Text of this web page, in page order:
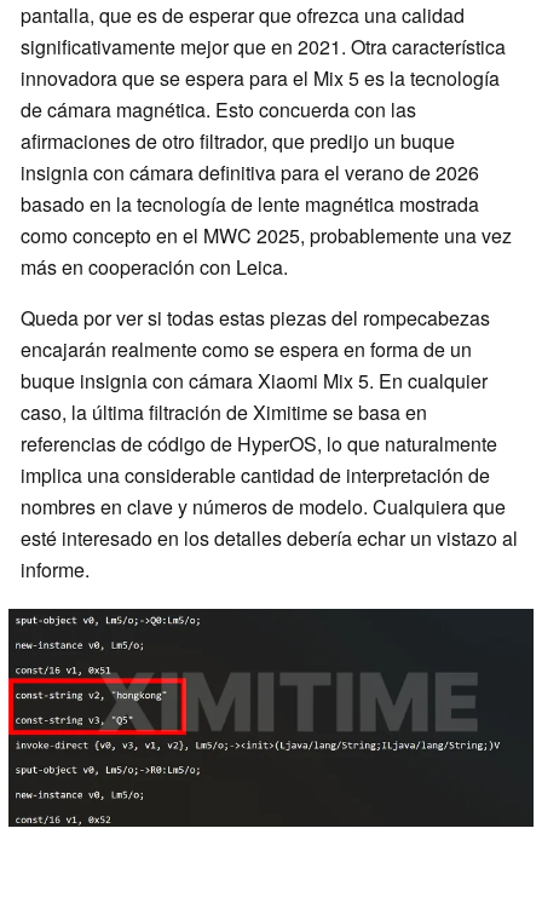
pantalla, que es de esperar que ofrezca una calidad
significativamente mejor que en 2021. Otra característica
innovadora que se espera para el Mix 5 es la tecnología
de cámara magnética. Esto concuerda con las
afirmaciones de otro filtrador, que predijo un buque
insignia con cámara definitiva para el verano de 2026
basado en la tecnología de lente magnética mostrada
como concepto en el MWC 2025, probablemente una vez
más en cooperación con Leica.
Queda por ver si todas estas piezas del rompecabezas
encajarán realmente como se espera en forma de un
buque insignia con cámara Xiaomi Mix 5. En cualquier
caso, la última filtración de Ximitime se basa en
referencias de código de HyperOS, lo que naturalmente
implica una considerable cantidad de interpretación de
nombres en clave y números de modelo. Cualquiera que
esté interesado en los detalles debería echar un vistazo al
informe.